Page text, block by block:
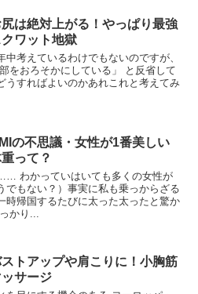
尻は絶対上がる！やっぱり最強
クワット地獄
考えているわけでもないのですが、
をおろそかにしている」 と反省して
うすればよいのかあれこれと考えてみ
の不思議・女性が1番美しい
って？
わかっていはいても多くの女性が
でもない？）事実に私も乗っからざる
時帰国するたびに太った太ったと驚か
かり...
トアップや肩こりに！小胸筋
ッサージ